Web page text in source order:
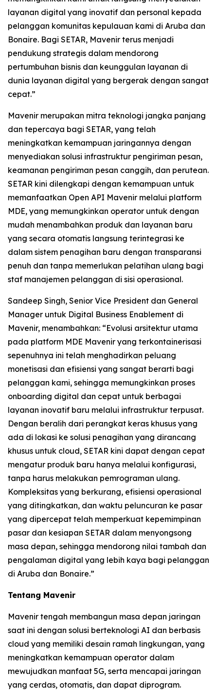
layanan digital yang inovatif dan personal kepada
pelanggan komunitas kepulauan kami di Aruba dan
Bonaire. Bagi SETAR, Mavenir terus menjadi
pendukung strategis dalam mendorong
pertumbuhan bisnis dan keunggulan layanan di
dunia layanan digital yang bergerak dengan sangat
cepat.”
Mavenir merupakan mitra teknologi jangka panjang
dan tepercaya bagi SETAR, yang telah
meningkatkan kemampuan jaringannya dengan
menyediakan solusi infrastruktur pengiriman pesan,
keamanan pengiriman pesan canggih, dan perutean.
SETAR kini dilengkapi dengan kemampuan untuk
memanfaatkan Open API Mavenir melalui platform
MDE, yang memungkinkan operator untuk dengan
mudah menambahkan produk dan layanan baru
yang secara otomatis langsung terintegrasi ke
dalam sistem penagihan baru dengan transparansi
penuh dan tanpa memerlukan pelatihan ulang bagi
staf manajemen pelanggan di sisi operasional.
Sandeep Singh, Senior Vice President dan General
Manager untuk Digital Business Enablement di
Mavenir, menambahkan: “Evolusi arsitektur utama
pada platform MDE Mavenir yang terkontainerisasi
sepenuhnya ini telah menghadirkan peluang
monetisasi dan efisiensi yang sangat berarti bagi
pelanggan kami, sehingga memungkinkan proses
onboarding digital dan cepat untuk berbagai
layanan inovatif baru melalui infrastruktur terpusat.
Dengan beralih dari perangkat keras khusus yang
ada di lokasi ke solusi penagihan yang dirancang
khusus untuk cloud, SETAR kini dapat dengan cepat
mengatur produk baru hanya melalui konfigurasi,
tanpa harus melakukan pemrograman ulang.
Kompleksitas yang berkurang, efisiensi operasional
yang ditingkatkan, dan waktu peluncuran ke pasar
yang dipercepat telah memperkuat kepemimpinan
pasar dan kesiapan SETAR dalam menyongsong
masa depan, sehingga mendorong nilai tambah dan
pengalaman digital yang lebih kaya bagi pelanggan
di Aruba dan Bonaire.”
Tentang Mavenir
Mavenir tengah membangun masa depan jaringan
saat ini dengan solusi berteknologi AI dan berbasis
cloud yang memiliki desain ramah lingkungan, yang
meningkatkan kemampuan operator dalam
mewujudkan manfaat 5G, serta mencapai jaringan
yang cerdas, otomatis, dan dapat diprogram.